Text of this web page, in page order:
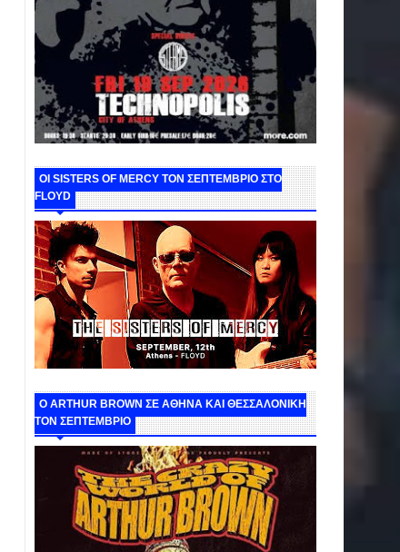
ΟΙ SISTERS OF MERCY ΤΟΝ ΣΕΠΤΕΜΒΡΙΟ ΣΤΟ
FLOYD
O ARTHUR BROWN ΣΕ ΑΘΗΝΑ ΚΑΙ ΘΕΣΣΑΛΟΝΙΚΗ
ΤΟΝ ΣΕΠΤΕΜΒΡΙΟ